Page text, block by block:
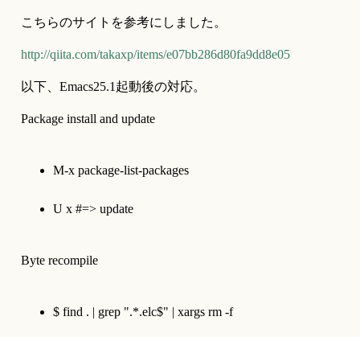
こちらのサイトを参考にしました。
http://qiita.com/takaxp/items/e07bb286d80fa9dd8e05
以下、Emacs25.1起動後の対応。
Package install and update
M-x package-list-packages
U x #=> update
Byte recompile
$ find . | grep ".*.elc$" | xargs rm -f